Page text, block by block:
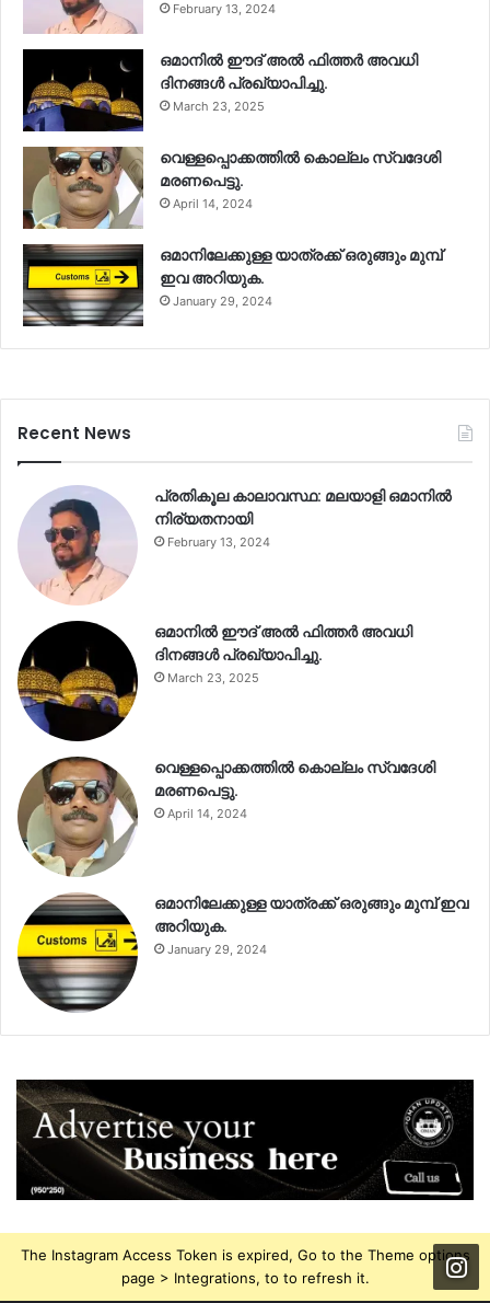
February 13, 2024
ഒമാനിൽ ഈദ് അൽ ഫിത്തർ അവധി
ദിനങ്ങൾ പ്രഖ്യാപിച്ചു.
March 23, 2025
വെള്ളപ്പൊക്കത്തിൽ കൊല്ലം സ്വദേശി
മരണപെട്ടു.
April 14, 2024
ഒമാനിലേക്കുള്ള യാത്രക്ക് ഒരുങ്ങും മുമ്പ്
ഇവ അറിയുക.
January 29, 2024
Recent News
പ്രതികൂല കാലാവസ്ഥ: മലയാളി ഒമാനിൽ
നിര്യതനായി
February 13, 2024
ഒമാനിൽ ഈദ് അൽ ഫിത്തർ അവധി
ദിനങ്ങൾ പ്രഖ്യാപിച്ചു.
March 23, 2025
വെള്ളപ്പൊക്കത്തിൽ കൊല്ലം സ്വദേശി
മരണപെട്ടു.
April 14, 2024
ഒമാനിലേക്കുള്ള യാത്രക്ക് ഒരുങ്ങും മുമ്പ് ഇവ
അറിയുക.
January 29, 2024
The Instagram Access Token is expired, Go to the Theme options
page > Integrations, to to refresh it.